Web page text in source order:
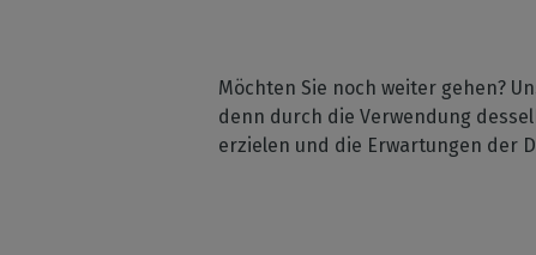
Möchten Sie noch weiter gehen?
denn durch die Verwendung
erzielen und die Erwartungen der